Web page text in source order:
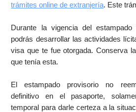
trámites online de extranjería. Este
Durante la vigencia del estampado
podrás desarrollar las actividades
visa que te fue otorgada. Conserva
que tenía esta.
El estampado provisorio no
definitivo en el pasaporte,
temporal para darle certeza a la